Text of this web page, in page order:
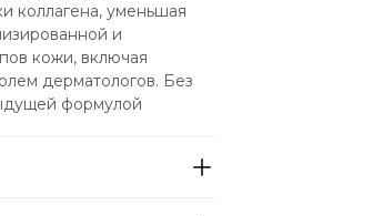
коллагена, уменьшая
и
кожи, включая
дерматологов. Без
формулой